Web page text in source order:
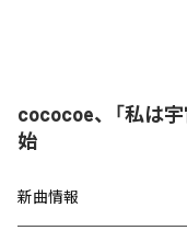
cococoe、「私は
始
新曲情報